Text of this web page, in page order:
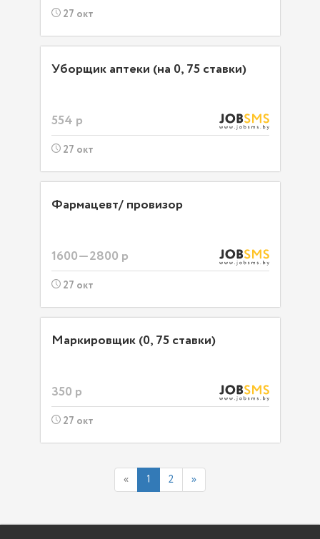
27 окт
Уборщик аптеки (на 0, 75 ставки)
554 р
27 окт
Фармацевт/ провизор
1600—2800 р
27 окт
Маркировщик (0, 75 ставки)
350 р
27 окт
« 1 2 »